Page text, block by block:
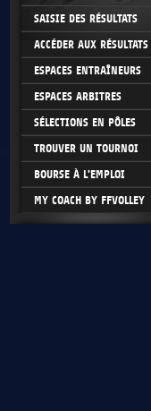
SAISIE DES RÉSULTATS
ACCÉDER AUX RÉSULTATS
ESPACES ENTRAÎNEURS
ESPACES ARBITRES
SÉLECTIONS EN PÔLES
TROUVER UN TOURNOI
BOURSE À L'EMPLOI
MY COACH BY FFVOLLEY